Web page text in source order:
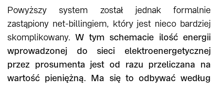
Powyższy system został jednak formalnie
zastąpiony net-billingiem, który jest nieco bardziej
skomplikowany.W tym schemacie ilość energii
wprowadzonej do sieci elektroenergetycznej
przez prosumenta jest od razu przeliczana na
wartość pieniężną. Ma się to odbywać według